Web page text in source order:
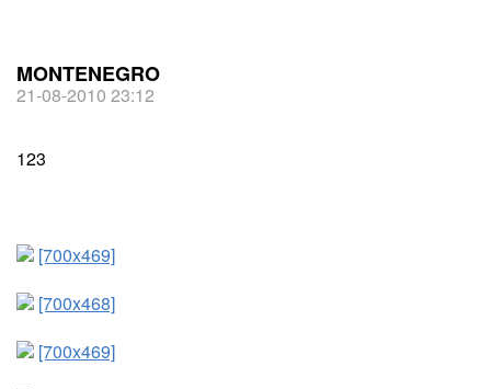
MONTENEGRO
21-08-2010 23:12
123
[700x469]
[700x468]
[700x469]